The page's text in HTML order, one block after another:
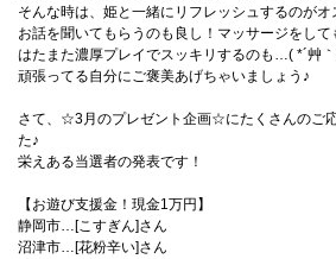
そんな時は、姫と一緒にリフレッシュするのがオ
お話を聞いてもらうのも良し！マッサージをして
はたまた濃厚プレイでスッキリするのも…( *´艸
頑張ってる自分にご褒美あげちゃいましょう♪
さて、☆3月のプレゼント企画☆にたくさんのご
た♪
栄えある当選者の発表です！
【お遊び支援金！現金1万円】
静岡市…[こすぎん]さん
沼津市…[花粉辛い]さん